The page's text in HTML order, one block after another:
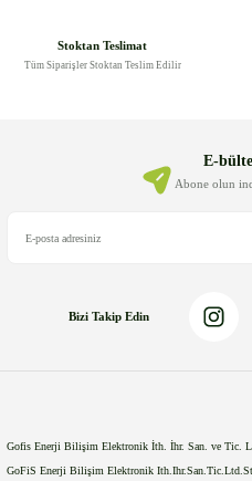
Ürün bilgilerinde hatalar bulunuyor.
Ürün fiyatı diğer sitelerden daha
Stoktan Teslimat
Tüm Siparişler Stoktan Teslim Edilir
E-
Abone olun
Bizi Takip Edin
Gofis Enerji Bilişim Elektronik İth. İhr. San. ve Tic.
GoFiS Enerji Bilişim Elektronik